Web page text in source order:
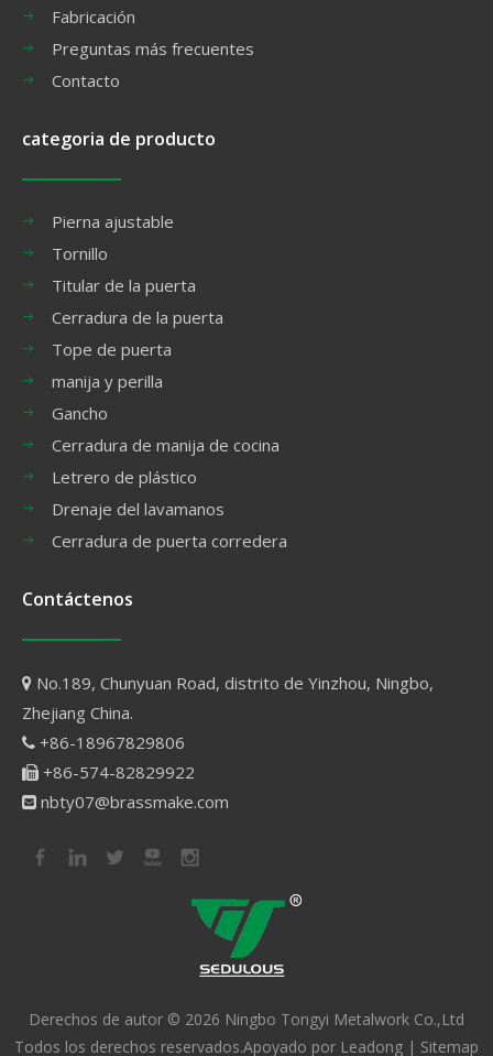
Fabricación
Preguntas más frecuentes
Contacto
categoria de producto
Pierna ajustable
Tornillo
Titular de la puerta
Cerradura de la puerta
Tope de puerta
manija y perilla
Gancho
Cerradura de manija de cocina
Letrero de plástico
Drenaje del lavamanos
Cerradura de puerta corredera
Contáctenos
 No.189, Chunyuan Road, distrito de Yinzhou, Ningbo,
Zhejiang China.
 +86-18967829806
 +86-574-82829922
 nbty07@brassmake.com
Derechos de autor © 2026 Ningbo Tongyi Metalwork Co.,Ltd
Todos los derechos reservados.Apoyado por Leadong | Sitemap